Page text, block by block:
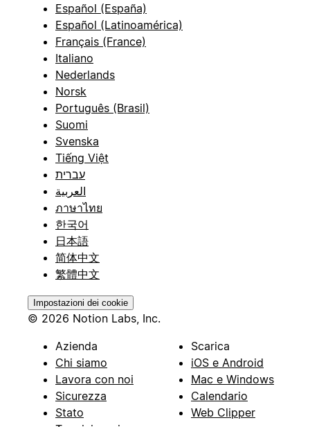
Español (España)
Español (Latinoamérica)
Français (France)
Italiano
Nederlands
Norsk
Português (Brasil)
Suomi
Svenska
Tiếng Việt
עברית
العربية
ภาษาไทย
한국어
日本語
简体中文
繁體中文
Impostazioni dei cookie
© 2026 Notion Labs, Inc.
Azienda
Chi siamo
Lavora con noi
Sicurezza
Stato
Scarica
iOS e Android
Mac e Windows
Calendario
Web Clipper